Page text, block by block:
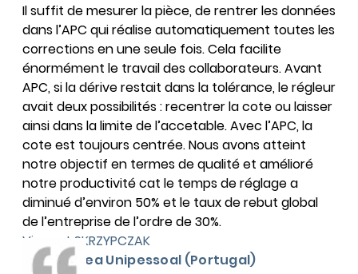
Il suffit de mesurer la pièce, de rentrer les données
dans l’APC qui réalise automatiquement toutes les
corrections en une seule fois. Cela facilite
énormément le travail des collaborateurs. Avant
APC, si la dérive restait dans la tolérance, le régleur
avait deux possibilités : recentrer la cote ou laisser
ainsi dans la limite de l’accetable. Avec l’APC, la
cote est toujours centrée. Nous avons atteint
notre objectif en termes de qualité et amélioré
notre productivité cat le temps de réglage a
diminué d’environ 50% et le taux de rebut global
de l’entreprise de l’ordre de 30%.
Vincent SKRZYPCZAK
PDG Azurea Unipessoal (Portugal)